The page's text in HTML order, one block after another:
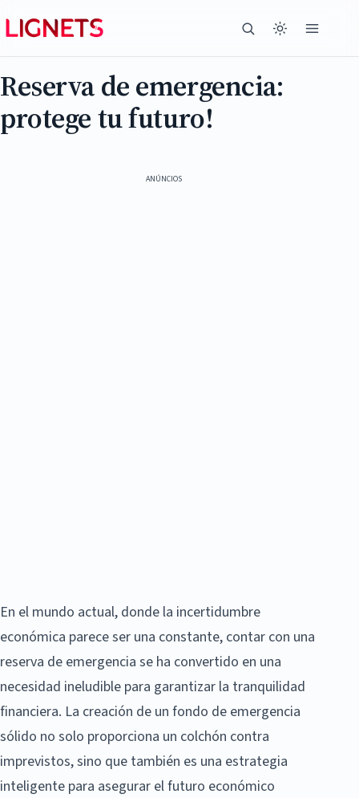
Reserva de emergencia:
protege tu futuro!
ANÚNCIOS
En el mundo actual, donde la incertidumbre
económica parece ser una constante, contar con una
reserva de emergencia se ha convertido en una
necesidad ineludible para garantizar la tranquilidad
financiera. La creación de un fondo de emergencia
sólido no solo proporciona un colchón contra
imprevistos, sino que también es una estrategia
inteligente para asegurar el futuro económico